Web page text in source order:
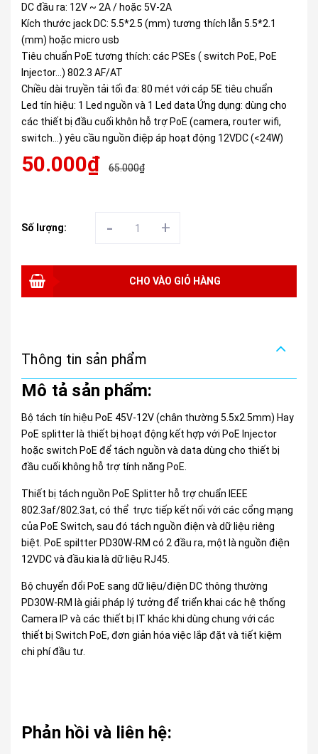
DC đầu ra: 12V ~ 2A / hoặc 5V-2A
Kích thước jack DC: 5.5*2.5 (mm) tương thích lẫn 5.5*2.1
(mm) hoặc micro usb
Tiêu chuẩn PoE tương thích: các PSEs ( switch PoE, PoE
Injector…) 802.3 AF/AT
Chiều dài truyền tải tối đa: 80 mét với cáp 5E tiêu chuẩn
Led tín hiệu: 1 Led nguồn và 1 Led data Ứng dụng: dùng cho
các thiết bị đầu cuối khôn hỗ trợ PoE (camera, router wifi,
switch…) yêu cầu nguồn điệp áp hoạt động 12VDC (<24W)
50.000₫ 65.000₫
Số lượng: - +
CHO VÀO GIỎ HÀNG
Thông tin sản phẩm
Mô tả sản phẩm:
Bộ tách tín hiệu PoE 45V-12V (chân thường 5.5x2.5mm) Hay
PoE splitter là thiết bị hoạt động kết hợp với PoE Injector
hoặc switch PoE để tách nguồn và data dùng cho thiết bị
đầu cuối không hỗ trợ tính năng PoE.
Thiết bị tách nguồn PoE Splitter hỗ trợ chuẩn IEEE
802.3af/802.3at, có thể trực tiếp kết nối với các cổng mạng
của PoE Switch, sau đó tách nguồn điện và dữ liệu riêng
biệt. PoE spiltter PD30W-RM có 2 đầu ra, một là nguồn điện
12VDC và đầu kia là dữ liệu RJ45.
Bộ chuyển đổi PoE sang dữ liệu/điện DC thông thường
PD30W-RM là giải pháp lý tưởng để triển khai các hệ thống
Camera IP và các thiết bị IT khác khi dùng chung với các
thiết bị Switch PoE, đơn giản hóa việc lắp đặt và tiết kiệm
chi phí đầu tư.
Phản hồi và liên hệ: